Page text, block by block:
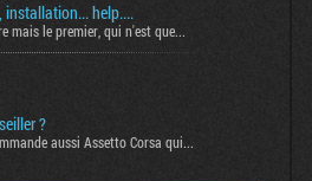
installation... help....
mais le premier, qui n'est que...
?
aussi Assetto Corsa qui...